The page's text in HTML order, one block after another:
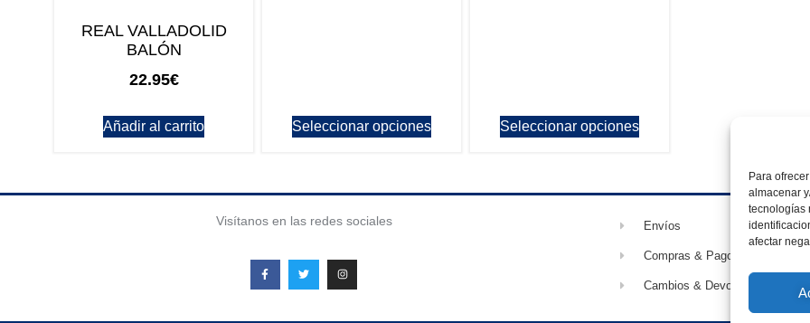
Para
almacenar
tecnologías
afectar
REAL VALLADOLID
BALÓN
22.95€
Añadir al carrito Seleccionar opciones Seleccionar opciones
Visítanos en las redes sociales Envíos
Compras & Pagos
Cambios & Devoluciones